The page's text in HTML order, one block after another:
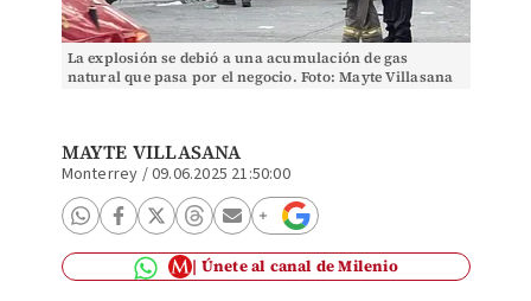
La explosión se debió a una acumulación de gas
natural que pasa por el negocio. Foto: Mayte Villasana
MAYTE VILLASANA
Monterrey /09.06.2025 21:50:00
Únete al canal de Milenio